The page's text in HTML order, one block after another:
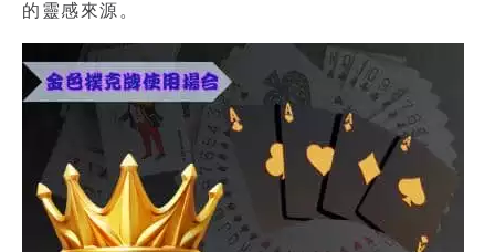
的靈感來源。